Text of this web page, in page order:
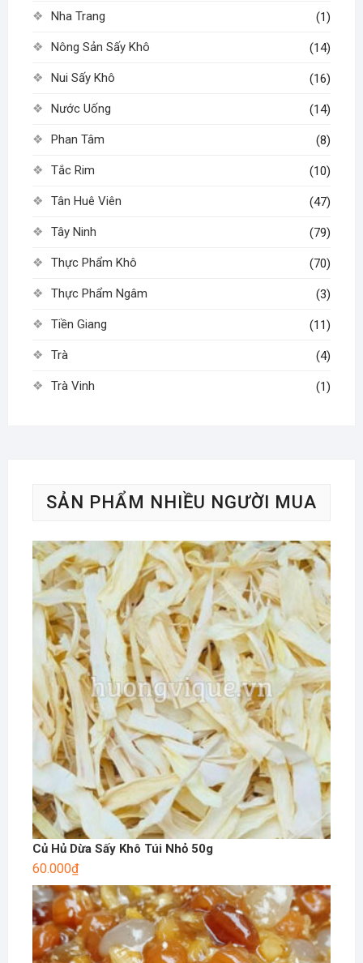
Nha Trang (1)
Nông Sản Sấy Khô (14)
Nui Sấy Khô (16)
Nước Uống (14)
Phan Tâm (8)
Tắc Rim (10)
Tân Huê Viên (47)
Tây Ninh (79)
Thực Phẩm Khô (70)
Thực Phẩm Ngâm (3)
Tiền Giang (11)
Trà (4)
Trà Vinh (1)
SẢN PHẨM NHIỀU NGƯỜI MUA
Củ Hủ Dừa Sấy Khô Túi Nhỏ 50g
60.000₫